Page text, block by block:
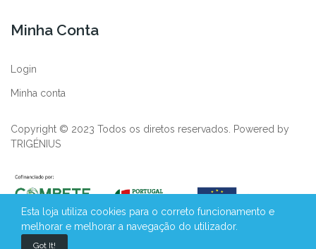
Minha Conta
Login
Minha conta
Copyright © 2023 Todos os diretos reservados. Powered by
TRIGÉNIUS
Esta loja utiliza cookies para o correto funcionamento e
melhorar e melhorar a navegação do utilizador.
Got It!